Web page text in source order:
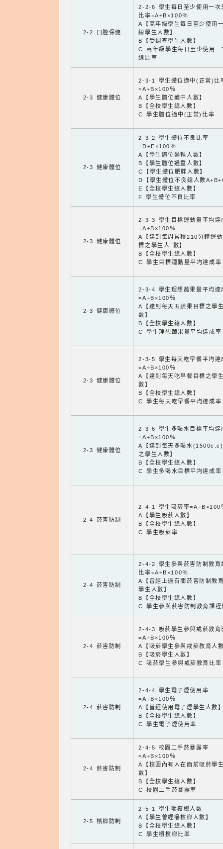
2-2 口腔保健
2-2-6 學生每日至少使用一次
比率=A÷B×100％
A【高年級學生每日至少使用
線學生人數】
B【受調查學生人數】
C 高年級學生每日至少使用一
線比率
2-3 健康體位
2-3-1 學生體位適中(正常)比
=A÷B×100％
A【學生體位適中人數】
B【全校學生總人數】
C 學生體位適中(正常)比率
2-3 健康體位
2-3-2 學生體位不良比率
=D÷E×100％
A【學生體位過輕人數】
B【學生體位過重人數】
C【學生體位肥胖人數】
D【學生體位不良總人數
E【全校學生總人數】
F 學生體位不良比率
2-3 健康體位
2-3-3 學生目標運動量平均達
=A÷B×100％
A【達到每周累積210分鐘運
標之學生人 數】
B【全校學生總人數】
C 學生目標運動量平均達成率
2-3 健康體位
2-3-4 學生理想蔬果量平均達
=A÷B×100％
A【達到每天五蔬果目標之學
數】
B【全校學生總人數】
C 學生理想蔬果量平均達成率
2-3 健康體位
2-3-5 學生每天吃早餐平均達
=A÷B×100％
A【達到每天吃早餐目標之學
數】
B【全校學生總人數】
C 學生每天吃早餐平均達成率
2-3 健康體位
2-3-6 學生多喝水目標平均達
=A÷B×100％
A【達到每天多喝水
之學生人數】
B【全校學生總人數】
C 學生多喝水目標平均達成率
2-4 菸害防制
2-4-1 學生吸菸率=A÷B×100
A【學生吸菸人數】
B【全校學生總人數】
C 學生吸菸率
2-4 菸害防制
2-4-2 學生參與菸害防制教育
比率=A÷B×100％
A【曾經上過有關菸害防制教
學生人數】
B【全校學生總人數】
C 學生參與菸害防制教育課程
2-4 菸害防制
2-4-3 吸菸學生參與戒菸教育
=A÷B×100％
A【吸菸學生參與戒菸教育人
B【吸菸學生人數】
C 吸菸學生參與戒菸教育比率
2-4 菸害防制
2-4-4 學生電子煙使用率
=A÷B×100％
A【曾經使用電子煙學生人數
B【全校學生總人數】
C 學生電子煙使用率
2-4 菸害防制
2-4-5 校園二手菸暴露率
=A÷B×100％
A【校園內有人在面前吸菸學
數】
B【全校學生總人數】
C 校園二手菸暴露率
2-5 檳榔防制
2-5-1 學生嚼檳榔人數
A【學生曾經嚼檳榔人數】
B【全校學生總人數】
C 學生嚼檳榔比率